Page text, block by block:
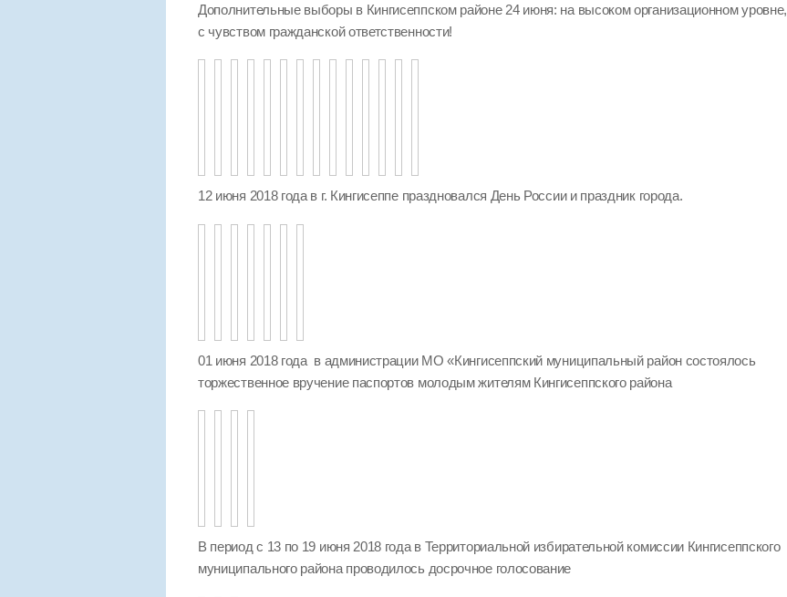
Дополнительные выборы в Кингисеппском районе 24 июня: на высоком организационном уровне,
с чувством гражданской ответственности!
12 июня 2018 года в г. Кингисеппе праздновался День России и праздник города.
01 июня 2018 года в администрации МО «Кингисеппский муниципальный район состоялось
торжественное вручение паспортов молодым жителям Кингисеппского района
В период с 13 по 19 июня 2018 года в Территориальной избирательной комиссии Кингисеппского
муниципального района проводилось досрочное голосование